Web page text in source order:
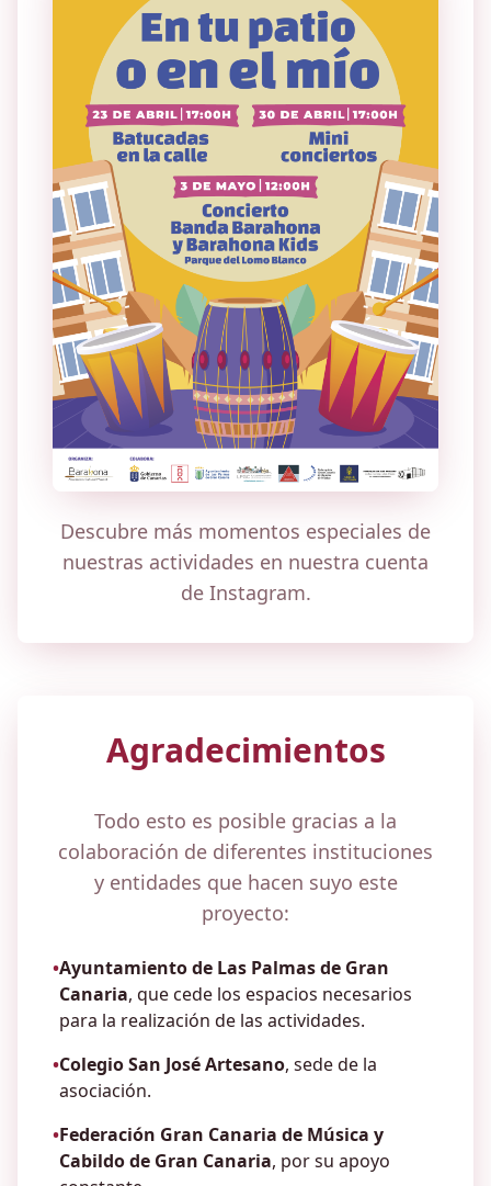
Descubre más momentos especiales de
nuestras actividades en nuestra cuenta
de Instagram.
Agradecimientos
Todo esto es posible gracias a la
colaboración de diferentes instituciones
y entidades que hacen suyo este
proyecto:
•Ayuntamiento de Las Palmas de Gran
Canaria, que cede los espacios necesarios
para la realización de las actividades.
•Colegio San José Artesano, sede de la
asociación.
•Federación Gran Canaria de Música y
Cabildo de Gran Canaria, por su apoyo